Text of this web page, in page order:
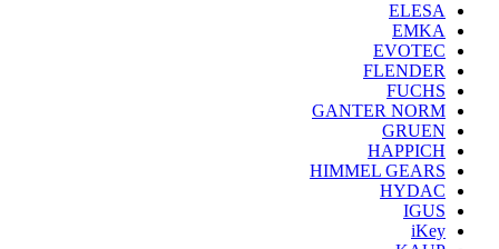
ELESA
EMKA
EVOTEC
FLENDER
FUCHS
GANTER NORM
GRUEN
HAPPICH
HIMMEL GEARS
HYDAC
IGUS
iKey